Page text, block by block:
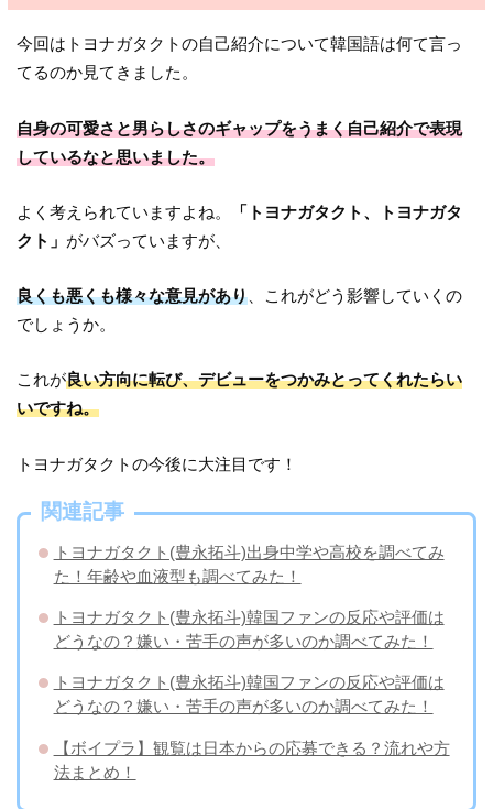
今回はトヨナガタクトの自己紹介について韓国語は何て言っ
てるのか見てきました。
自身の可愛さと男らしさのギャップをうまく自己紹介で表現
しているなと思いました。
よく考えられていますよね。
「トヨナガタクト、トヨナガタ
クト」 がバズっていますが、
良くも悪くも様々な意見があり 、これがどう影響していくの
でしょうか。
これが良い方向に転び、デビューをつかみとってくれたらい
いですね。
トヨナガタクトの今後に大注目です！
関連記事
トヨナガタクト(豊永拓斗)出身中学や高校を調べてみ
た！年齢や血液型も調べてみた！
トヨナガタクト(豊永拓斗)韓国ファンの反応や評価は
どうなの？嫌い・苦手の声が多いのか調べてみた！
トヨナガタクト(豊永拓斗)韓国ファンの反応や評価は
どうなの？嫌い・苦手の声が多いのか調べてみた！
【ボイプラ】観覧は日本からの応募できる？流れや方
法まとめ！